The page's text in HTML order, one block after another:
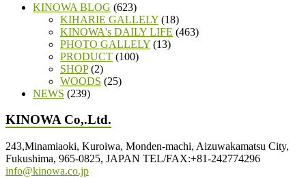
KINOWA BLOG (623)
KIHARIE GALLELY (18)
KINOWA's DAILY LIFE (463)
PHOTO GALLELY (13)
PRODUCT (100)
SHOP(2)
WOODS (25)
NEWS (239)
KINOWA Co,.Ltd.
243,Minamiaoki, Kuroiwa, Monden-machi, Aizuwakamatsu City,
Fukushima, 965-0825, JAPAN TEL/FAX:+81-242774296
info@kinowa.co.jp